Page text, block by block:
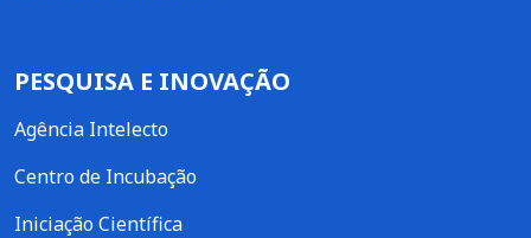
PESQUISA E INOVAÇÃO
Agência Intelecto
Centro de Incubação
Iniciação Científica